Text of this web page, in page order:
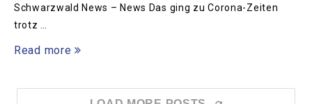
Schwarzwald News – News Das ging zu Corona-Zeiten
trotz …
Read more